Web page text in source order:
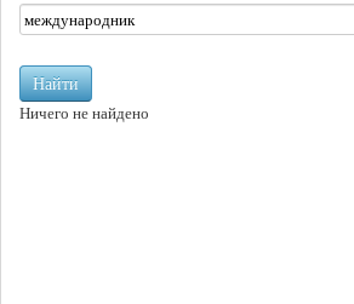
Найти
Ничего не найдено